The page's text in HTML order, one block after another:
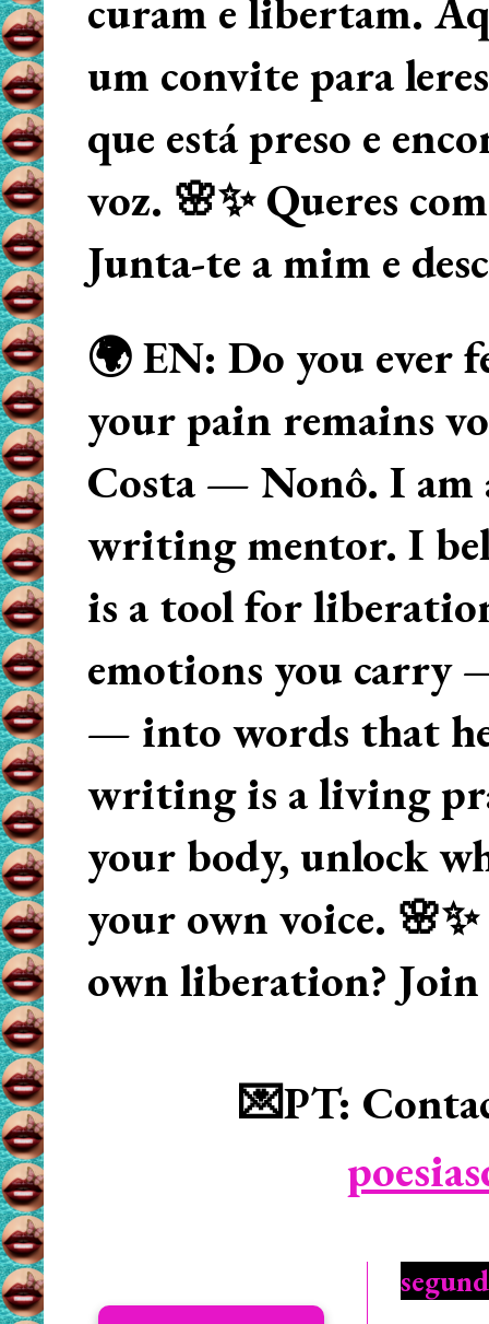
curam e libertam.
um convite para
que está preso e
voz. 🌸✨ Queres
Junta-te a mim e
🌍 EN: Do you ever
your pain remains
Costa — Nonô. I am
writing mentor. I
is a tool for
emotions you carry
— into words that
writing is a living
your body, unlock
your own voice.
own liberation? Join
💌PT: